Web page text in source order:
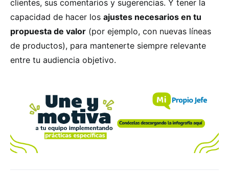
clientes, sus comentarios y sugerencias. Y tener la
capacidad de hacer los ajustes necesarios en tu
propuesta de valor (por ejemplo, con nuevas líneas
de productos), para mantenerte siempre relevante
entre tu audiencia objetivo.